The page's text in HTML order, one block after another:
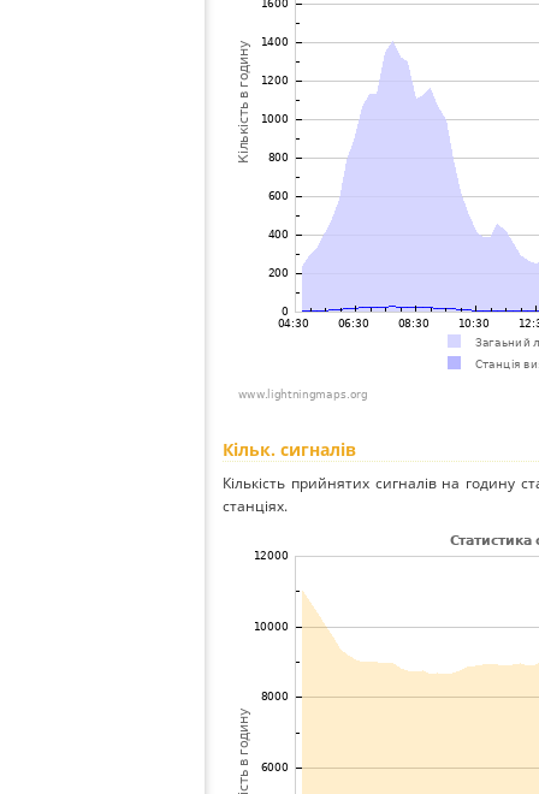
Кільк. сигналів
Кількість прийнятих сигналів на годину
станціях.